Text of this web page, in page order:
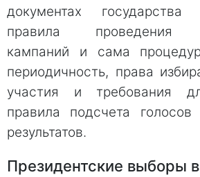
документах государства
правила проведения
кампаний и сама
периодичность, права
участия и требования
правила подсчета
результатов.
Президентские выборы